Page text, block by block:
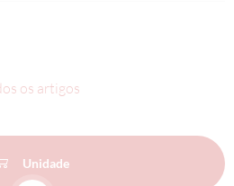
os artigos
Unidade